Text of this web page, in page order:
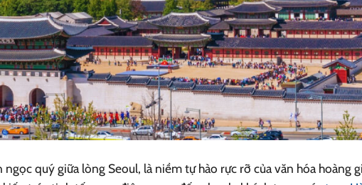
quý giữa lòng Seoul, là niềm tự hào rực rỡ của văn hóa hoàng